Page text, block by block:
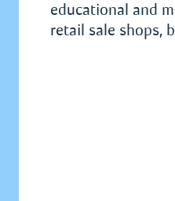
educational and
retail sale shops,